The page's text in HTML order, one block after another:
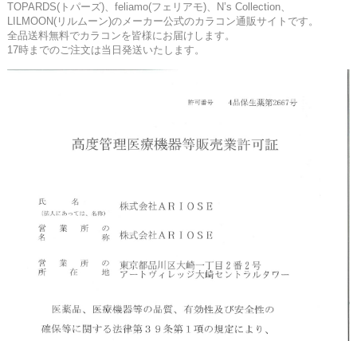
TOPARDS(トパーズ)、feliamo(フェリアモ)、N’s Collection、
LILMOON(リルムーン)のメーカー公式のカラコン通販サイトです。
全品送料無料でカラコンを皆様にお届けします。
17時までのご注文は当日発送いたします。